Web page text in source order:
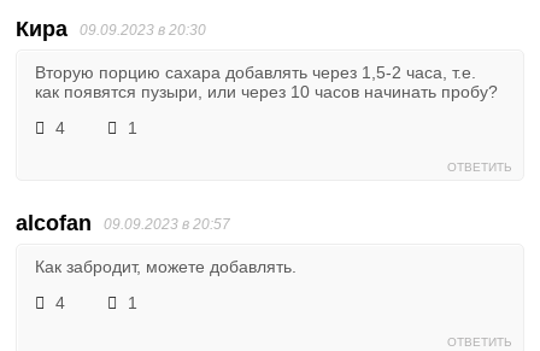
Кира 09.09.2023 в 20:30
Вторую порцию сахара добавлять через 1,5-2 часа, т.е.
как появятся пузыри, или через 10 часов начинать пробу?
4
1
ОТВЕТИТЬ
alcofan 09.09.2023 в 20:57
Как забродит, можете добавлять.
4
1
ОТВЕТИТЬ